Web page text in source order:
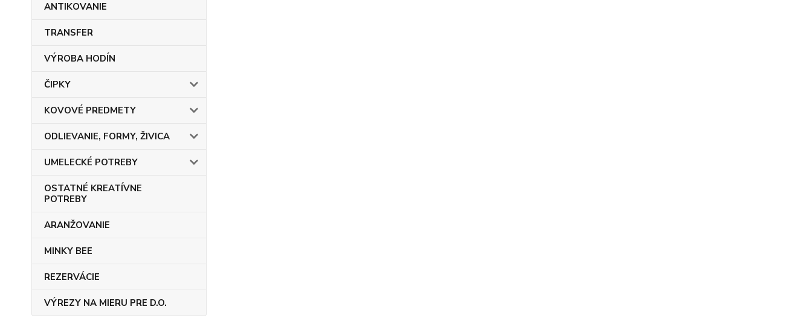
ANTIKOVANIE
TRANSFER
VÝROBA HODÍN
ČIPKY
KOVOVÉ PREDMETY
ODLIEVANIE, FORMY, ŽIVICA
UMELECKÉ POTREBY
OSTATNÉ KREATÍVNE
POTREBY
ARANŽOVANIE
MINKY BEE
REZERVÁCIE
VÝREZY NA MIERU PRE D.O.